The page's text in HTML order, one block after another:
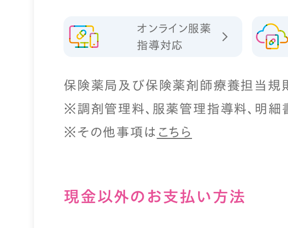
オンライン服薬
指導対応
保険薬局及び保険薬剤師療養担当規
※調剤管理料、服薬管理指導料、明細
※その他事項は こちら
現⾦以外のお⽀払い⽅法